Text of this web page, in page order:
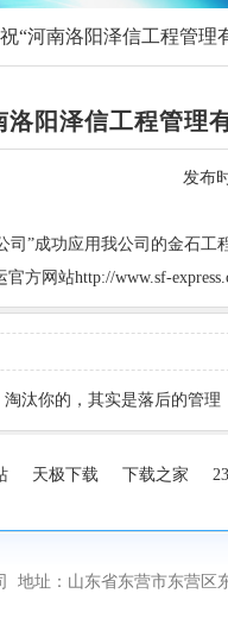
“河南洛阳泽信工程管
洛阳泽信工程管理
发布
司”成功应用我公司的金石
方网站http://www.sf-
汰你的，其实是落后的管理
天极下载 下载之家
地址：山东省东营市东营区